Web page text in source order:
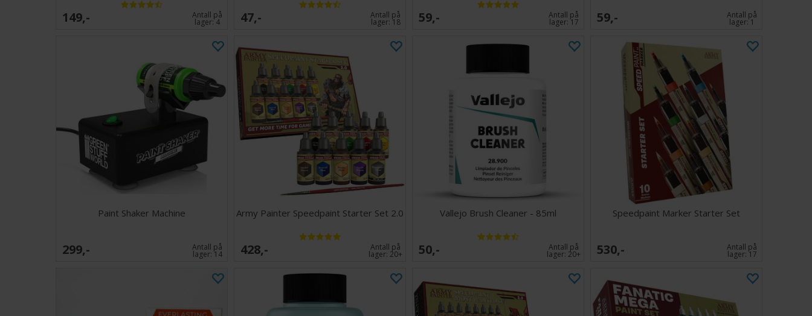
149,- Antall på
lager:4 47,- Antall på
lager: 18 59,- Antall på
lager: 17 59,- Antall på
lager:1
Paint Shaker Machine
299,- Antall på
lager: 14
Army Painter Speedpaint Starter Set 2.0
428,- Antall på
lager:20+
Vallejo Brush Cleaner - 85ml
50,- Antall på
lager:20+
Speedpaint Marker Starter Set
530,- Antall på
lager: 17